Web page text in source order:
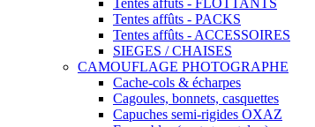
Tentes affûts - FLOTTANTS
Tentes affûts - PACKS
Tentes affûts - ACCESSOIRES
SIEGES / CHAISES
CAMOUFLAGE PHOTOGRAPHE
Cache-cols & écharpes
Cagoules, bonnets, casquettes
Capuches semi-rigides OXAZ